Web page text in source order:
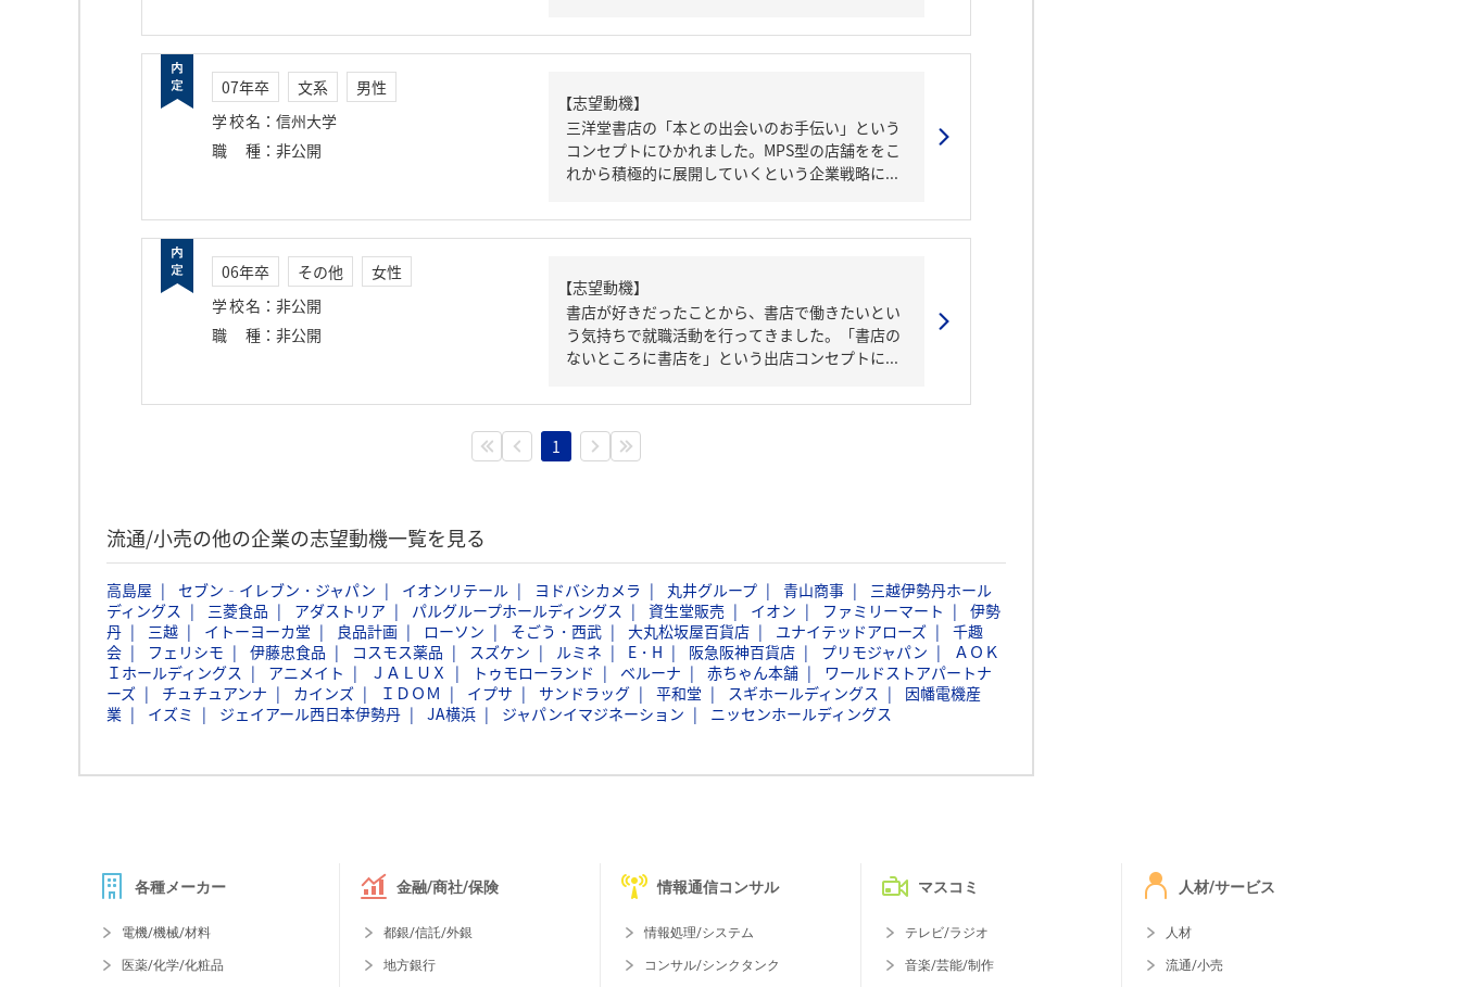
07年卒 文系
男性
学校名 ： 信州大学
職種 ： 非公開
【志望動機】
三洋堂書店の「本との出会いのお手伝い」という
コンセプトにひかれました。MPS型の店舗ををこ
れから積極的に展開していくという企業戦略に...
06年卒 その他
女性
学校名 ： 非公開
職種 ： 非公開
【志望動機】
書店が好きだったことから、書店で働きたいとい
う気持ちで就職活動を行ってきました。「書店の
ないところに書店を」という出店コンセプトに...
1
流通/小売の他の企業の志望動機一覧を見る
高島屋 セブン‐イレブン・ジャパン イオンリテール ヨドバシカメラ 丸井グループ 青山商事
三越伊勢丹ホール
ディングス
三菱食品 アダストリア パルグループホールディングス 資生堂販売 イオン ファミリーマート
伊勢
丹
三越 イトーヨーカ堂 良品計画 ローソン そごう・西武 大丸松坂屋百貨店 ユナイテッドアローズ
千趣
会
フェリシモ 伊藤忠食品 コスモス薬品 スズケン ルミネ E・H 阪急阪神百貨店 プリモジャパン
ＡＯＫ
Ｉホールディングス
アニメイト ＪＡＬＵＸ トゥモローランド ベルーナ 赤ちゃん本舗
ワールドストアパートナ
ーズ
チュチュアンナ カインズ ＩＤＯＭ イプサ サンドラッグ 平和堂 スギホールディングス
因幡電機産
業
イズミ ジェイアール西日本伊勢丹 JA横浜 ジャパンイマジネーション ニッセンホールディングス
各種メーカー
電機/機械/材料
医薬/化学/化粧品
金融/商社/保険
都銀/信託/外銀
地方銀行
情報通信コンサル
情報処理/システム
コンサル/シンクタンク
マスコミ
テレビ/ラジオ
音楽/芸能/制作
人材/サービス
人材
流通/小売